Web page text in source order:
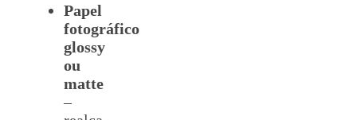
Papel
fotográfico
glossy
ou
matte
–